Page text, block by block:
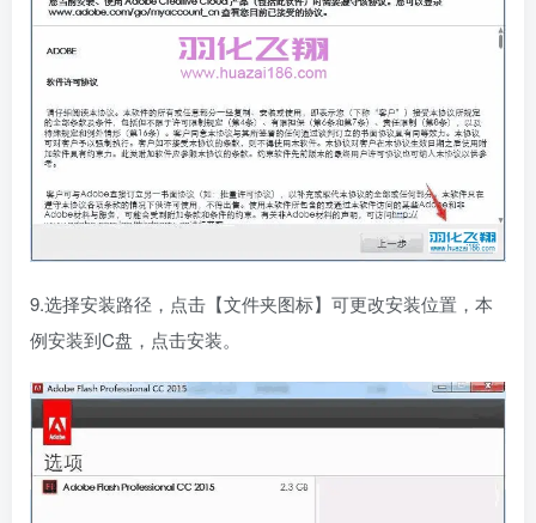
9.选择安装路径，点击【文件夹图标】可更改安装位置，本
例安装到C盘，点击安装。